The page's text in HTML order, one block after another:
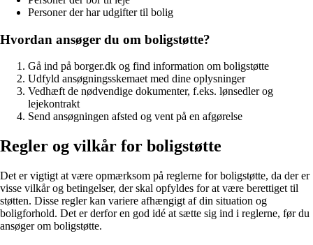
Personer der har udgifter til bolig
Hvordan ansøger du om boligstøtte?
Gå ind på borger.dk og find information om boligstøtte
Udfyld ansøgningsskemaet med dine oplysninger
Vedhæft de nødvendige dokumenter, f.eks. lønsedler og
lejekontrakt
Send ansøgningen afsted og vent på en afgørelse
Regler og vilkår for boligstøtte
Det er vigtigt at være opmærksom på reglerne for boligstøtte, da der er
visse vilkår og betingelser, der skal opfyldes for at være berettiget til
støtten. Disse regler kan variere afhængigt af din situation og
boligforhold. Det er derfor en god idé at sætte sig ind i reglerne, før du
ansøger om boligstøtte.